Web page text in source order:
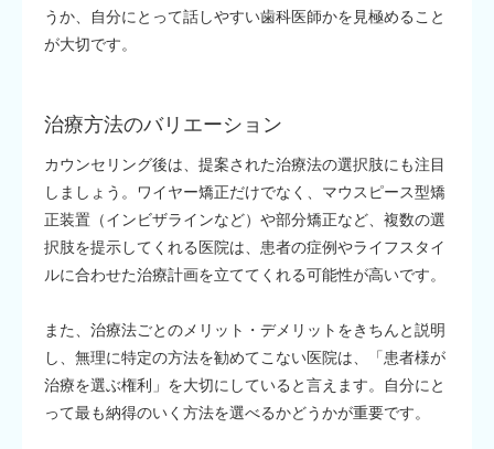
うか、自分にとって話しやすい歯科医師かを見極めること
が大切です。
治療方法のバリエーション
カウンセリング後は、提案された治療法の選択肢にも注目
しましょう。ワイヤー矯正だけでなく、マウスピース型矯
正装置（インビザラインなど）や部分矯正など、複数の選
択肢を提示してくれる医院は、患者の症例やライフスタイ
ルに合わせた治療計画を立ててくれる可能性が高いです。
また、治療法ごとのメリット・デメリットをきちんと説明
し、無理に特定の方法を勧めてこない医院は、「患者様が
治療を選ぶ権利」を大切にしていると言えます。自分にと
って最も納得のいく方法を選べるかどうかが重要です。